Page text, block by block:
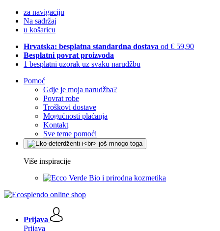
za navigaciju
Na sadržaj
u košaricu
Hrvatska: besplatna standardna dostava od € 59,90
Besplatni povrat proizvoda
1 besplatni uzorak uz svaku narudžbu
Pomoć
Gdje je moja narudžba?
Povrat robe
Troškovi dostave
Mogućnosti plaćanja
Kontakt
Sve teme pomoći
Više inspiracije
Bio i prirodna kozmetika
Prijava
Prijava